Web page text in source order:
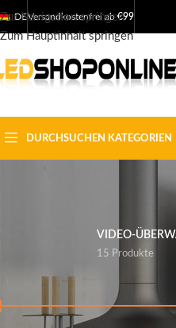
Zur Navigation springen
Zum Hauptinhalt springen
DEVersandkostenfrei ab€99
DURCHSUCHEN KATEGORIEN
VIDEO-
15 Produkte
NACH PREIS FILTERN